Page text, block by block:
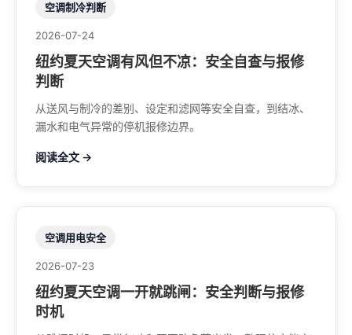
空调制冷判断
2026-07-24
纽约夏天空调有风但不凉：安全自查与报修
判断
从送风与制冷的差别、设定和滤网等安全自查，到结冰、
漏水和电气异常的停机报修边界。
阅读全文 →
空调用电安全
2026-07-23
纽约夏天空调一开就跳闸：安全判断与报修
时机